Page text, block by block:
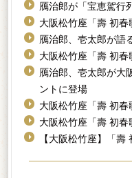
鴈治郎が「宝恵駕行
大阪松竹座「壽 初
鴈治郎、壱太郎が語
大阪松竹座「壽 初
鴈治郎、壱太郎が大
ントに登場
大阪松竹座「壽 初
大阪松竹座「壽 初
【大阪松竹座】「